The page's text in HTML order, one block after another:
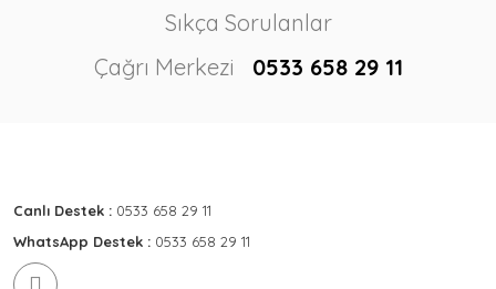
Sıkça Sorulanlar
Çağrı Merkezi
0533 658 29 11
Canlı Destek : 0533 658 29 11
WhatsApp Destek : 0533 658 29 11